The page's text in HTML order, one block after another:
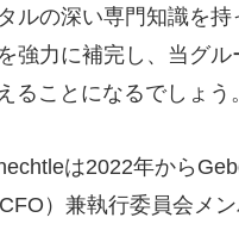
ルの深い専門知識を
強力に補完し、当グル
ることになるでしょう
は2022年から
）兼執行委員会メン